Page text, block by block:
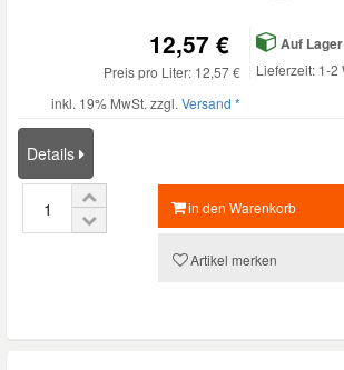
12,57 €
Preis pro Liter: 12,57 €
inkl. 19% MwSt. zzgl. Versand *
Auf Lager
Lieferzeit: 1-2
Details
in den Warenkorb
Artikel merken